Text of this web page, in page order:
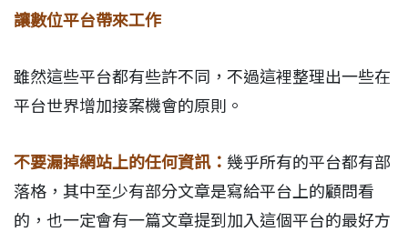
讓數位平台帶來工作
雖然這些平台都有些許不同，不過這裡整理出一些在
平台世界增加接案機會的原則。
不要漏掉網站上的任何資訊： 幾乎所有的平台都有部
落格，其中至少有部分文章是寫給平台上的顧問看
的，也一定會有一篇文章提到加入這個平台的最好方